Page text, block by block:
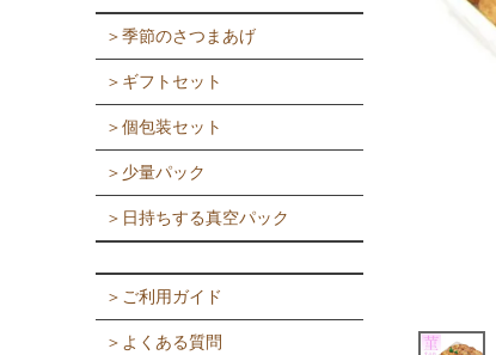
＞季節のさつまあげ
＞ギフトセット
＞個包装セット
＞少量パック
＞日持ちする真空パック
＞ご利用ガイド
＞よくある質問